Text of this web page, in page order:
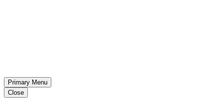
Primary Menu
Close